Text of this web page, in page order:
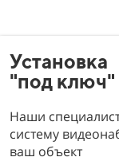
Установка
"под ключ"
Наши
систему
ваш объект